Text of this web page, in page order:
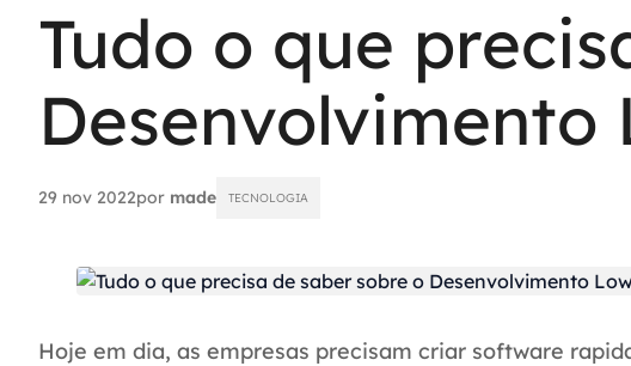
Modernização de aplicações
Sustentar operações com
Escalar com segurança
IA Generativa
Agentes de IA
Aceleradores de
Tudo o que
Desenvolvimento
29 nov 2022por made TECNOLOGIA
Hoje em dia, as empresas precisam criar software